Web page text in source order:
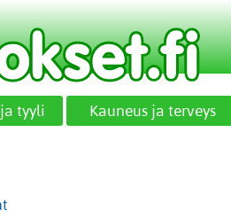
tyyli Kauneus ja terveys